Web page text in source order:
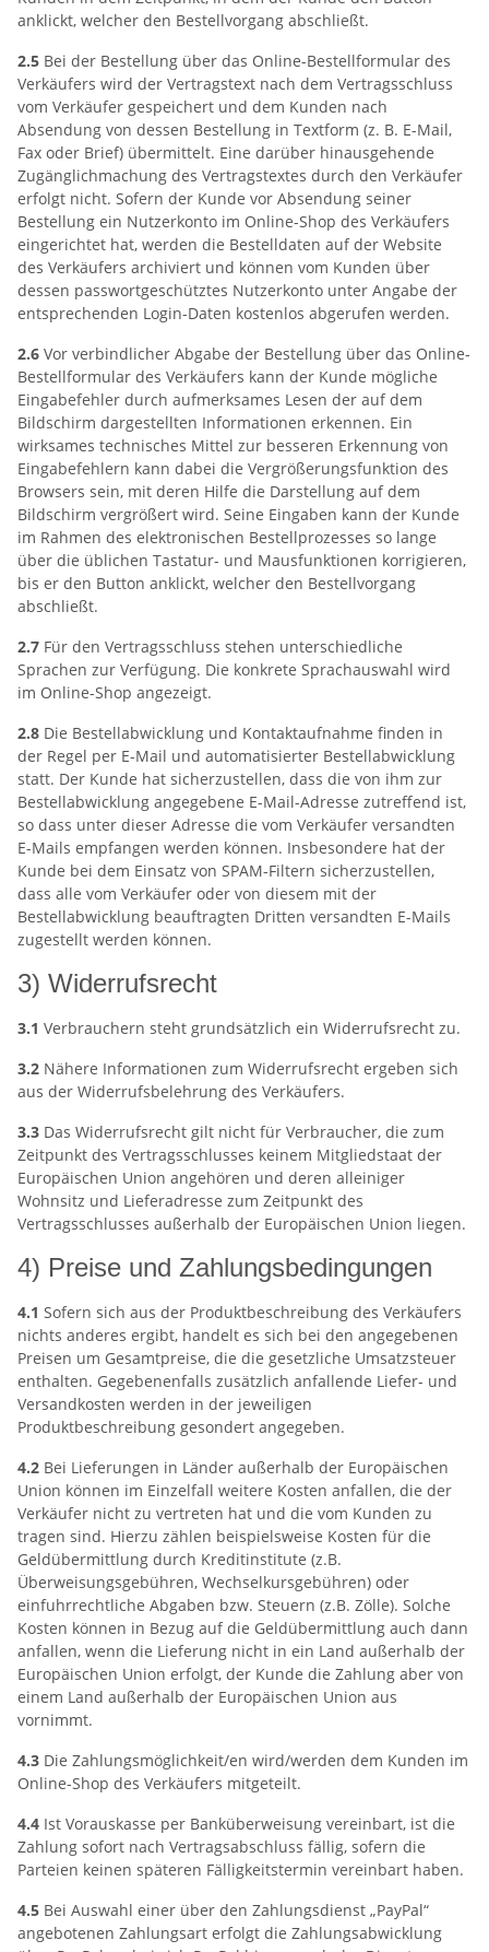
anklickt, welcher den Bestellvorgang abschließt.
2.5 Bei der Bestellung über das Online-Bestellformular des
Verkäufers wird der Vertragstext nach dem Vertragsschluss
vom Verkäufer gespeichert und dem Kunden nach
Absendung von dessen Bestellung in Textform (z. B. E-Mail,
Fax oder Brief) übermittelt. Eine darüber hinausgehende
Zugänglichmachung des Vertragstextes durch den Verkäufer
erfolgt nicht. Sofern der Kunde vor Absendung seiner
Bestellung ein Nutzerkonto im Online-Shop des Verkäufers
eingerichtet hat, werden die Bestelldaten auf der Website
des Verkäufers archiviert und können vom Kunden über
dessen passwortgeschütztes Nutzerkonto unter Angabe der
entsprechenden Login-Daten kostenlos abgerufen werden.
2.6 Vor verbindlicher Abgabe der Bestellung über das Online-
Bestellformular des Verkäufers kann der Kunde mögliche
Eingabefehler durch aufmerksames Lesen der auf dem
Bildschirm dargestellten Informationen erkennen. Ein
wirksames technisches Mittel zur besseren Erkennung von
Eingabefehlern kann dabei die Vergrößerungsfunktion des
Browsers sein, mit deren Hilfe die Darstellung auf dem
Bildschirm vergrößert wird. Seine Eingaben kann der Kunde
im Rahmen des elektronischen Bestellprozesses so lange
über die üblichen Tastatur- und Mausfunktionen korrigieren,
bis er den Button anklickt, welcher den Bestellvorgang
abschließt.
2.7 Für den Vertragsschluss stehen unterschiedliche
Sprachen zur Verfügung. Die konkrete Sprachauswahl wird
im Online-Shop angezeigt.
2.8 Die Bestellabwicklung und Kontaktaufnahme finden in
der Regel per E-Mail und automatisierter Bestellabwicklung
statt. Der Kunde hat sicherzustellen, dass die von ihm zur
Bestellabwicklung angegebene E-Mail-Adresse zutreffend ist,
so dass unter dieser Adresse die vom Verkäufer versandten
E-Mails empfangen werden können. Insbesondere hat der
Kunde bei dem Einsatz von SPAM-Filtern sicherzustellen,
dass alle vom Verkäufer oder von diesem mit der
Bestellabwicklung beauftragten Dritten versandten E-Mails
zugestellt werden können.
3) Widerrufsrecht
3.1 Verbrauchern steht grundsätzlich ein Widerrufsrecht zu.
3.2 Nähere Informationen zum Widerrufsrecht ergeben sich
aus der Widerrufsbelehrung des Verkäufers.
3.3 Das Widerrufsrecht gilt nicht für Verbraucher, die zum
Zeitpunkt des Vertragsschlusses keinem Mitgliedstaat der
Europäischen Union angehören und deren alleiniger
Wohnsitz und Lieferadresse zum Zeitpunkt des
Vertragsschlusses außerhalb der Europäischen Union liegen.
4) Preise und Zahlungsbedingungen
4.1 Sofern sich aus der Produktbeschreibung des Verkäufers
nichts anderes ergibt, handelt es sich bei den angegebenen
Preisen um Gesamtpreise, die die gesetzliche Umsatzsteuer
enthalten. Gegebenenfalls zusätzlich anfallende Liefer- und
Versandkosten werden in der jeweiligen
Produktbeschreibung gesondert angegeben.
4.2 Bei Lieferungen in Länder außerhalb der Europäischen
Union können im Einzelfall weitere Kosten anfallen, die der
Verkäufer nicht zu vertreten hat und die vom Kunden zu
tragen sind. Hierzu zählen beispielsweise Kosten für die
Geldübermittlung durch Kreditinstitute (z.B.
Überweisungsgebühren, Wechselkursgebühren) oder
einfuhrrechtliche Abgaben bzw. Steuern (z.B. Zölle). Solche
Kosten können in Bezug auf die Geldübermittlung auch dann
anfallen, wenn die Lieferung nicht in ein Land außerhalb der
Europäischen Union erfolgt, der Kunde die Zahlung aber von
einem Land außerhalb der Europäischen Union aus
vornimmt.
4.3 Die Zahlungsmöglichkeit/en wird/werden dem Kunden im
Online-Shop des Verkäufers mitgeteilt.
4.4 Ist Vorauskasse per Banküberweisung vereinbart, ist die
Zahlung sofort nach Vertragsabschluss fällig, sofern die
Parteien keinen späteren Fälligkeitstermin vereinbart haben.
4.5 Bei Auswahl einer über den Zahlungsdienst „PayPal“
angebotenen Zahlungsart erfolgt die Zahlungsabwicklung